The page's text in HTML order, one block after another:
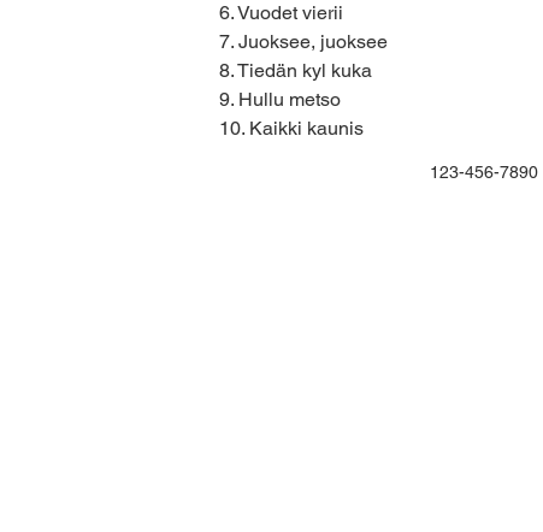
6. Vuodet vierii
7. Juoksee, juoksee
8. Tiedän kyl kuka
9. Hullu metso
10. Kaikki kaunis
123-456-7890